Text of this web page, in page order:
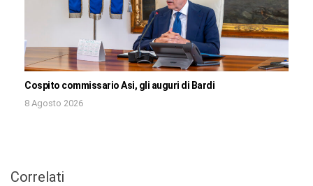
Cospito commissario Asi, gli auguri di Bardi
8 Agosto 2026
Correlati